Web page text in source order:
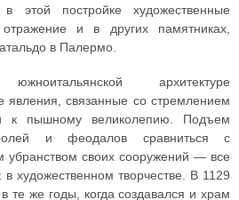
этой постройке художественные
и в других памятниках,
в Палермо.
архитектуре
явления, связанные со стремлением
к пышному великолепию. Подъем
и феодалов сравниться с
убранством своих сооружений — все
в художественном творчестве. В 1129
те же годы, когда создавался и храм